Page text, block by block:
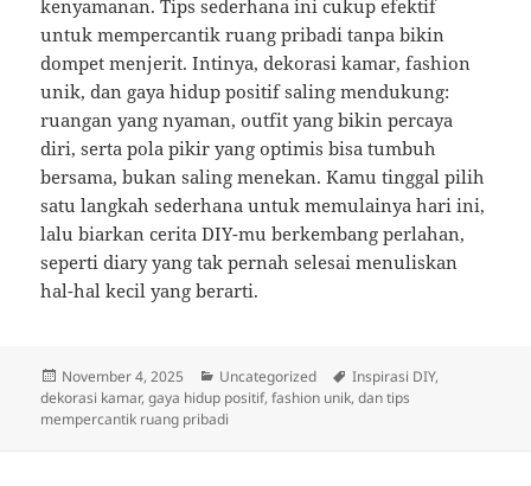
kenyamanan. Tips sederhana ini cukup efektif
untuk mempercantik ruang pribadi tanpa bikin
dompet menjerit. Intinya, dekorasi kamar, fashion
unik, dan gaya hidup positif saling mendukung:
ruangan yang nyaman, outfit yang bikin percaya
diri, serta pola pikir yang optimis bisa tumbuh
bersama, bukan saling menekan. Kamu tinggal pilih
satu langkah sederhana untuk memulainya hari ini,
lalu biarkan cerita DIY-mu berkembang perlahan,
seperti diary yang tak pernah selesai menuliskan
hal-hal kecil yang berarti.
Posted
on
November 4, 2025 Categories
Uncategorized Tags
Inspirasi DIY,
dekorasi kamar, gaya hidup positif, fashion unik, dan tips
mempercantik ruang pribadi